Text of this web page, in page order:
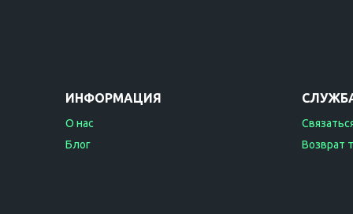
ИНФОРМАЦИЯ
О нас
Блог
Возврат